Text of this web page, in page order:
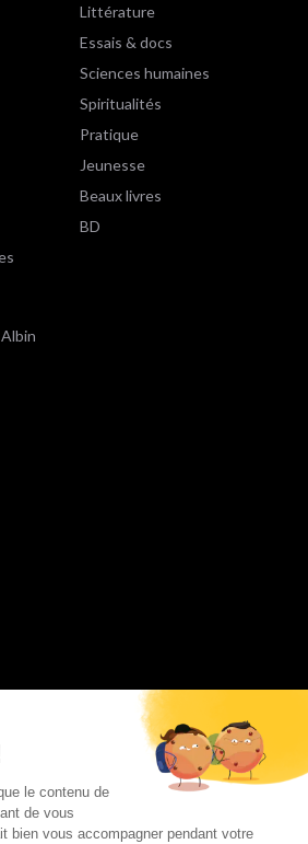
le contenu de
de vous
bien vous accompagner pendant votre
Littérature
Essais & docs
Sciences humaines
Spiritualités
Pratique
Jeunesse
Beaux livres
BD